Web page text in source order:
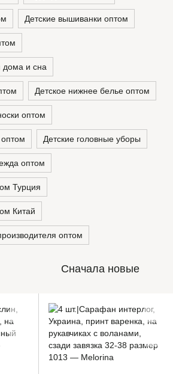
Детские вышиванки оптом
дома и сна
Детское нижнее белье оптом
оптом
оптом Детские головные уборы
оптом
Турция
Китай
оптом
Сначала новые